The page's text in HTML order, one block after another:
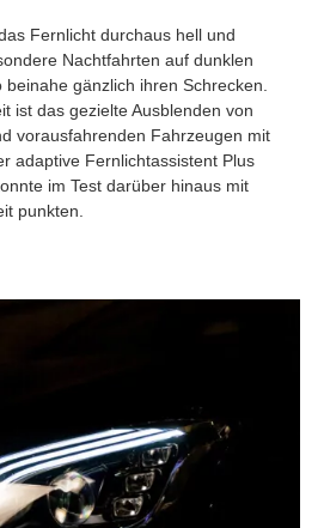
Fernlicht durchaus hell und
Nachtfahrten auf dunklen
gänzlich ihren Schrecken.
ist das gezielte Ausblenden von
vorausfahrenden Fahrzeugen mit
adaptive Fernlichtassistent Plus
im Test darüber hinaus mit
punkten.